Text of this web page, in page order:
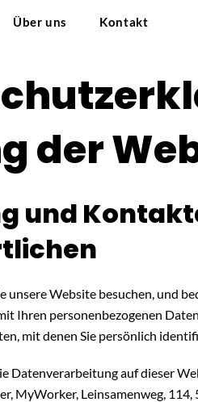
Über uns Kontakt
der
und
unsere Website besuchen, und
Ihren personenbezogenen
mit denen Sie persönlich
Datenverarbeitung auf dieser
MyWorker, Leinsamenweg,